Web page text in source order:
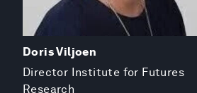
Doris Viljoen
Director Institute for Futures
Research